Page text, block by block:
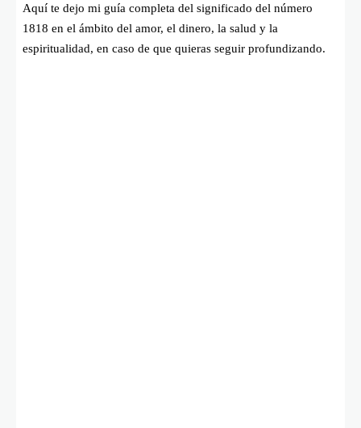
Aquí te dejo mi guía completa del significado del número
1818 en el ámbito del amor, el dinero, la salud y la
espiritualidad, en caso de que quieras seguir profundizando.